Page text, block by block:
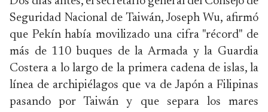
Seguridad Nacional de Taiwán, Joseph Wu, afirmó
que Pekín había movilizado una cifra "récord" de
más de 110 buques de la Armada y la Guardia
Costera a lo largo de la primera cadena de islas, la
línea de archipiélagos que va de Japón a Filipinas
pasando por Taiwán y que separa los mares